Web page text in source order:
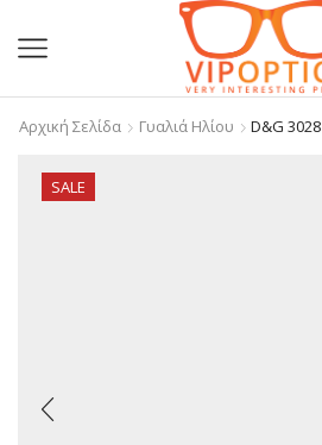
Αρχική Σελίδα Γυαλιά Ηλίου D&G
SALE